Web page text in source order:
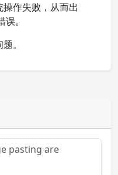
作失败，从而出
。
。